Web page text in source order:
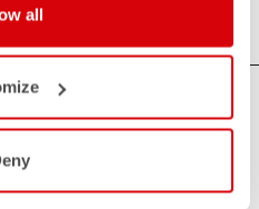
all
hommes
pour l'Italie sont réunis
pour hommes. Cette